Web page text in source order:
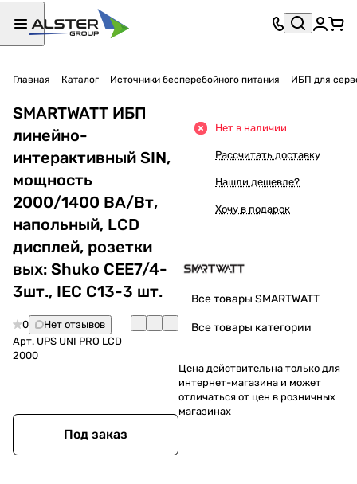
Главная Каталог Источники бесперебойного питания ИБП для
SMARTWATT ИБП
линейно-
интерактивный SIN,
мощность
2000/1400 ВА/Вт,
напольный, LCD
дисплей, розетки
вых: Shuko CEE7/4-
3шт., IEC C13-3 шт.
0
Нет отзывов
Арт. UPS UNI PRO LCD
2000
Под заказ
Нет в наличии
Рассчитать доставку
Нашли дешевле?
Хочу в подарок
Все товары SMARTWATT
Все товары категории
Цена действительна только для
интернет-магазина и может
отличаться от цен в розничных
магазинах